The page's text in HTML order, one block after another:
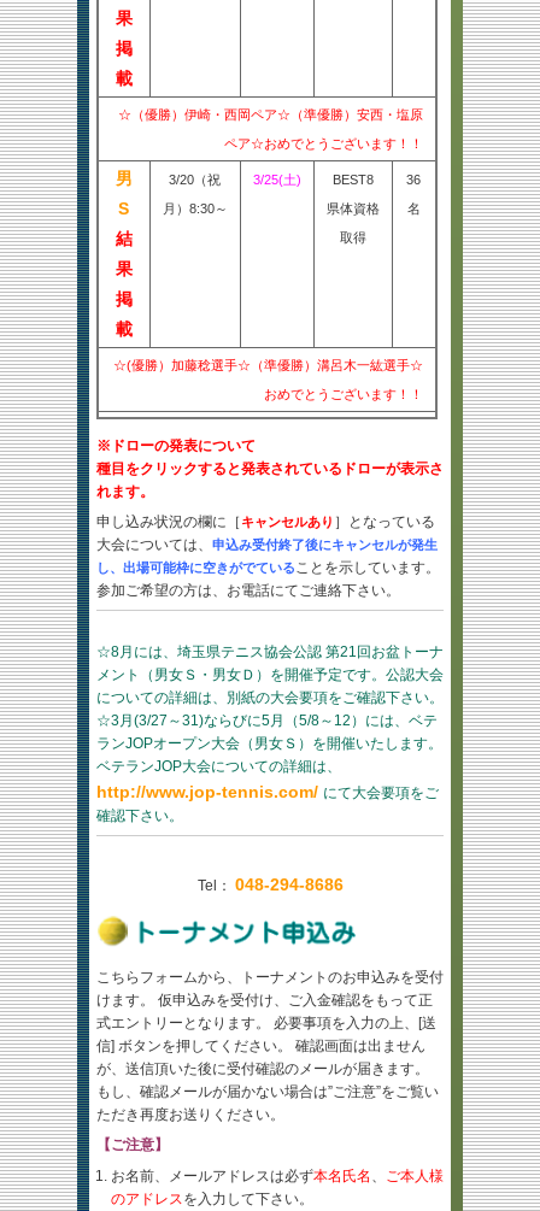
果
掲
載
☆（優勝）伊崎・西岡ペア☆（準優勝）安西・塩原
ペア☆おめでとうございます！！
男
S
結
果
掲
載
3/20（祝
月）8:30～
3/25(土)
BEST8
県体資格
取得
36
名
☆(優勝）加藤稔選手☆（準優勝）溝呂木一紘選手☆
おめでとうございます！！
※ドローの発表について
種目をクリックすると発表されているドローが表示さ
れます。
申し込み状況の欄に［ キャンセルあり ］となっている
大会については、
申込み受付終了後にキャンセルが発生
し、出場可能枠に空きがでている ことを示しています。
参加ご希望の方は、
お電話にて ご連絡下さい。
☆8月には、埼玉県テニス協会公認 第21回お盆トーナ
メント（男女Ｓ・男女Ｄ）を開催予定です。公認大会
についての詳細は、別紙の大会要項をご確認下さい。
☆3月(3/27～31)ならびに5月（5/8～12）には、ベテ
ランJOPオープン大会（男女Ｓ）を開催いたします。
ベテランJOP大会についての詳細は、
http://www.jop-tennis.com/ にて大会要項をご
確認下さい。
Tel： 048-294-8686
こちらフォームから、トーナメントのお申込みを受付
けます。 仮申込みを受付け、ご入金確認をもって正
式エントリーとなります。 必要事項を入力の上、[送
信] ボタンを押してください。 確認画面は出ません
が、送信頂いた後に受付確認のメールが届きます。
もし、確認メールが届かない場合は”ご注意”をご覧い
ただき再度お送りください。
【ご注意】
お名前、メールアドレスは必ず本名氏名
ご本人様
のアドレス を入力して下さい。